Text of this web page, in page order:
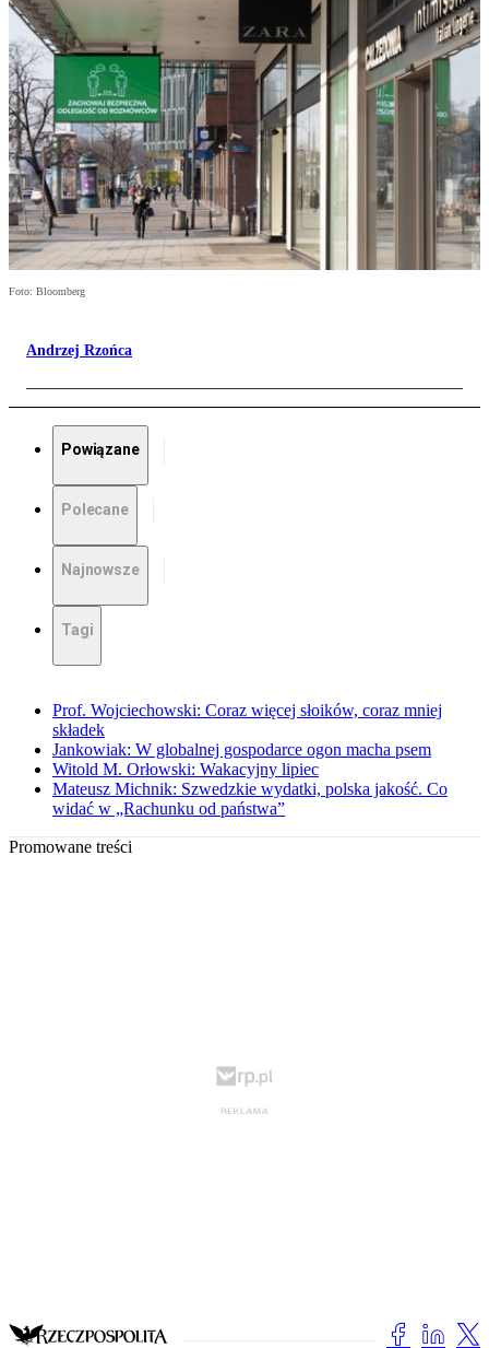
Foto: Bloomberg
Andrzej Rzońca
Powiązane
Polecane
Najnowsze
Tagi
Prof. Wojciechowski: Coraz więcej słoików, coraz mniej
składek
Jankowiak: W globalnej gospodarce ogon macha psem
Witold M. Orłowski: Wakacyjny lipiec
Mateusz Michnik: Szwedzkie wydatki, polska jakość. Co
widać w „Rachunku od państwa”
Promowane treści